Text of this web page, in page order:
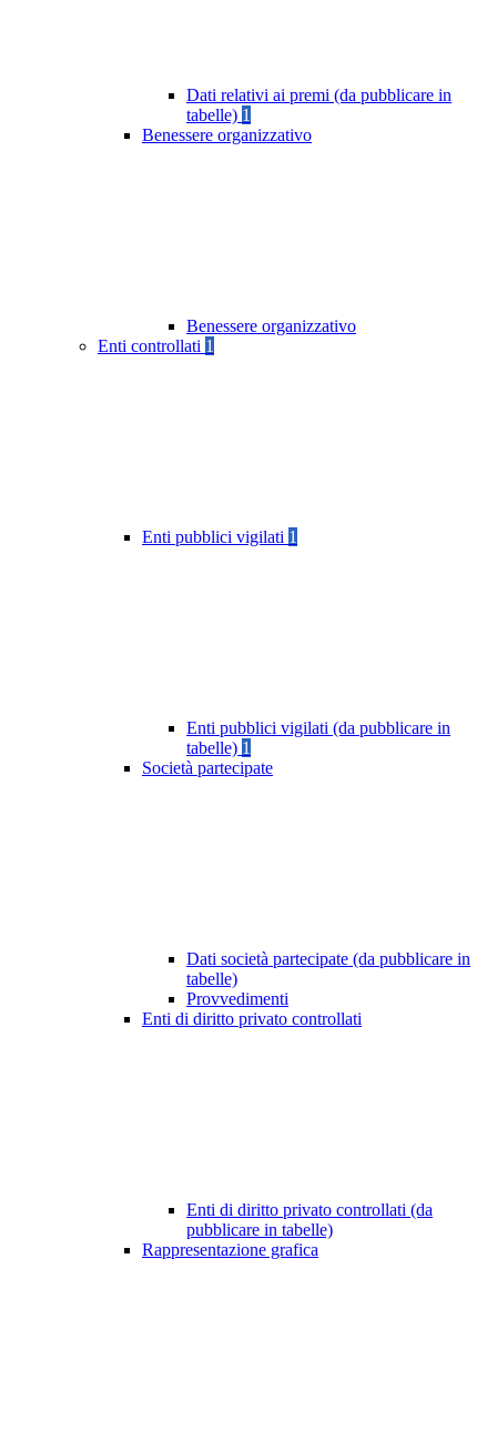
Dati relativi ai premi (da pubblicare in
tabelle) 1
Benessere organizzativo
Benessere organizzativo
Enti controllati 1
Enti pubblici vigilati 1
Enti pubblici vigilati (da pubblicare in
tabelle) 1
Società partecipate
Dati società partecipate (da pubblicare in
tabelle)
Provvedimenti
Enti di diritto privato controllati
Enti di diritto privato controllati (da
pubblicare in tabelle)
Rappresentazione grafica